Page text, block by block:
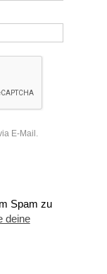
E-Mail.
Spam zu
deine